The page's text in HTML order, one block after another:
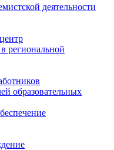
деятельности
региональной
образовательных